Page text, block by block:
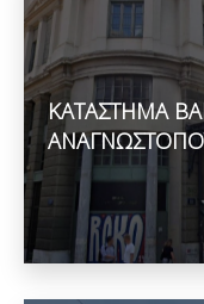
ΚΑΤΑΣΤΗΜΑ